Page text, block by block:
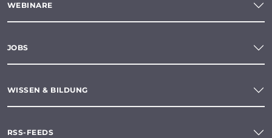
WEBINARE
JOBS
WISSEN & BILDUNG
RSS-FEEDS